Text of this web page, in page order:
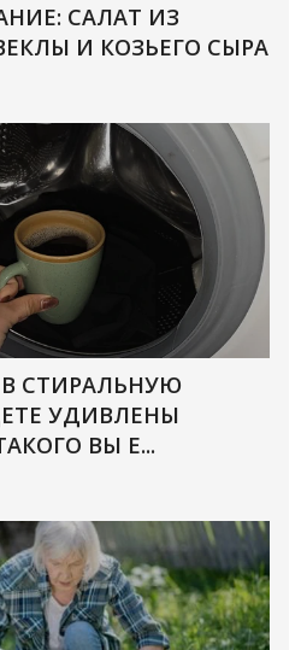
САЛАТ ИЗ
И КОЗЬЕГО СЫРА
СТИРАЛЬНУЮ
УДИВЛЕНЫ
ВЫ Е...